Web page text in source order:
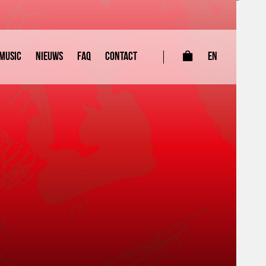
Nieuws FAQ Contact 0 EN